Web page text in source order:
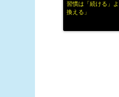
習慣は「続ける」
換える」